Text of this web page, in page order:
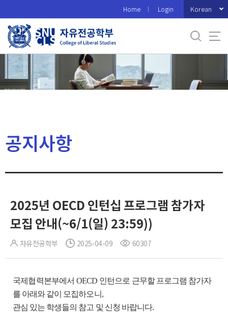
로
메
Home Login Korean
공지사항
2025년 OECD 인턴십 프로그램 참가자
모집 안내(~6/1(일) 23:59))
자유전공학부 2025-04-09 60307
국제협력본부에서 OECD 인턴으로 근무할 프로그램 참가자
를 아래와 같이 모집하오니,
관심 있는 학생들의 참고 및 신청 바랍니다.